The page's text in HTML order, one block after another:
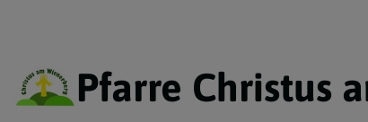
Pfarre Christus